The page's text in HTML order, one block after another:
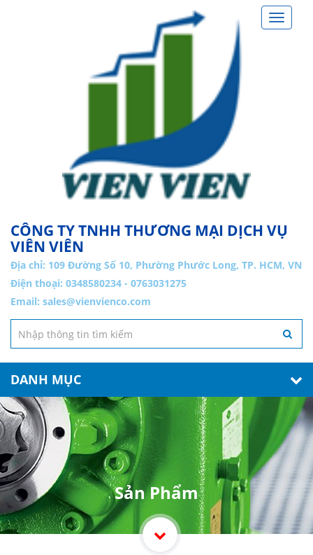
Toggle
CÔNG TY TNHH THƯƠNG MẠI DỊCH VỤ
VIÊN VIÊN
Địa chỉ: 109 Đường Số 10, Phường Phước Long, TP. HCM, VN
Điện thoại: 0348580234 - 0763031275
Email: sales@vienvienco.com
DANH MỤC
Sản Phẩm